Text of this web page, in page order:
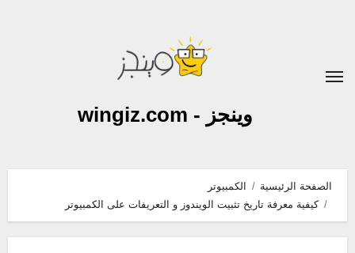
وينجز - wingiz.com
الصفحة الرئيسية
الكمبيوتر
كيفية معرفة تاريخ تثبيت الويندوز و التعريفات على الكمبيوتر